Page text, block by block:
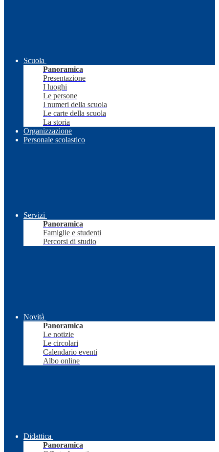
Scuola
Panoramica
Presentazione
I luoghi
Le persone
I numeri della scuola
Le carte della scuola
La storia
Organizzazione
Personale scolastico
Servizi
Panoramica
Famiglie e studenti
Percorsi di studio
Novità
Panoramica
Le notizie
Le circolari
Calendario eventi
Albo online
Didattica
Panoramica